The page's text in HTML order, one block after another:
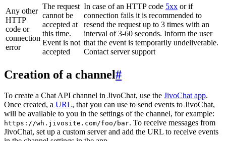
Any other
HTTP
code or
connection
error
The request
cannot be
accepted at
this time.
Event is not
accepted
In case of an HTTP code 5xx or if
connection fails it is recommended to
resend the request up to 3 times with an
interval of 3-60 seconds. Inform the user
that the event is temporarily undeliverable.
Contact server support
Creation of a channel#
To create a Chat API channel in JivoChat, use the JivoChat app.
Once created, a URL, that you can use to send events to JivoChat,
will be available to you in the settings of the channel, for example:
https://wh.jivosite.com/foo/bar. To receive messages from
JivoChat, set up a custom server and add the URL to receive events